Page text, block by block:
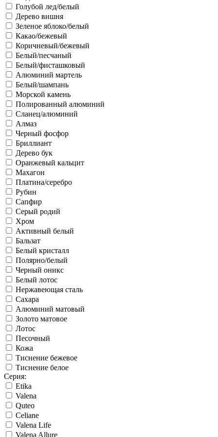
Голубой лед/белый
Дерево вишня
Зеленое яблоко/белый
Какао/бежевый
Коричневый/бежевый
Белый/песчаный
Белый/фисташковый
Алюминий мартель
Белый/шампань
Морской камень
Полированный алюминий
Сланец/алюминий
Алмаз
Черный фосфор
Бриллиант
Дерево бук
Оранжевый кальцит
Махагон
Платина/серебро
Рубин
Сапфир
Серый родий
Хром
Активный белый
Бальзат
Белый кристалл
Полярно/белый
Черный оникс
Белый лотос
Нержавеющая сталь
Сахара
Алюминий матовый
Золото матовое
Лотос
Песочный
Кожа
Тиснение бежевое
Тиснение белое
Серия:
Etika
Valena
Quteo
Celiane
Valena Life
Valena Allure